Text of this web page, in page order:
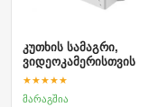
კუთხის სამაგრი,
ვიდეოკამერისთვის
★★★★★
მარაგშია